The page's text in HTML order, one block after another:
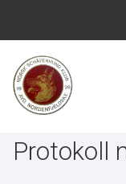
Protokoll